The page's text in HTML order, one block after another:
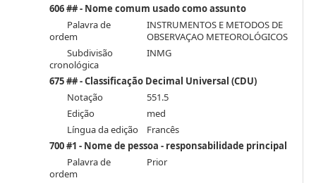
606 ## - Nome comum usado como assunto
Palavra de
ordem
INSTRUMENTOS E METODOS DE
OBSERVAÇAO METEOROLÓGICOS
Subdivisão
cronológica
INMG
675 ## - Classificação Decimal Universal (CDU)
Notação
551.5
Edição
med
Língua da edição
Francês
700 #1 - Nome de pessoa - responsabilidade principal
Palavra de
ordem
Prior